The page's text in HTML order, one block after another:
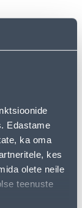
Edastame
ka oma
kes
olete neile
teenuste
в
из-за
здесь - вы
мощную
приятные